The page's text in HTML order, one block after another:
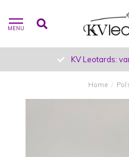
MENU
KV Leotards:
Home /